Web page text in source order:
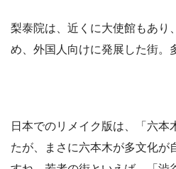
梨泰院は、近くに大使館もあり
め、外国人向けに発展した街。
日本でのリメイク版は、「六本
たが、まさに六本木が多文化が